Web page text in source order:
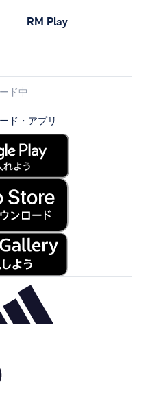
RM Play
ド中
ド・アプリ